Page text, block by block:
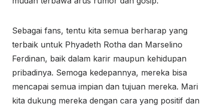
Sebagai fans, tentu kita semua berharap yang
terbaik untuk Phyadeth Rotha dan Marselino
Ferdinan, baik dalam karir maupun kehidupan
pribadinya. Semoga kedepannya, mereka bisa
mencapai semua impian dan tujuan mereka. Mari
kita dukung mereka dengan cara yang positif dan